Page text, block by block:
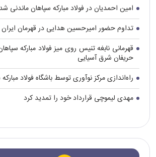
امین احمدیان در فولاد مبارکه سپاهان ماندنی شد
تداوم حضور امیرحسین هدایی در قهرمان ایران
قهرمانی نابغه تنیس روی میز فولاد مبارکه
حریفان شرق آسیایی
راه‌اندازی مرکز نوآوری توسط باشگاه فولاد
مهدی لیموچی قرارداد خود را تمدید کرد